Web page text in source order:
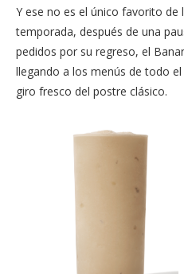
Y ese no es el único favorito de
temporada, después de una
pedidos por su regreso, el
llegando a los menús de todo
giro fresco del postre clásico.